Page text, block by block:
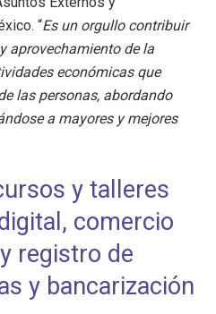
“Es un orgullo contribuir
aprovechamiento de la
económicas que
las personas, abordando
a mayores y mejores
y talleres
comercio
registro de
y bancarización